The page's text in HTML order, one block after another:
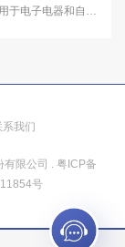
于电子电器和自动
系我们
限公司 . 粤ICP备
号